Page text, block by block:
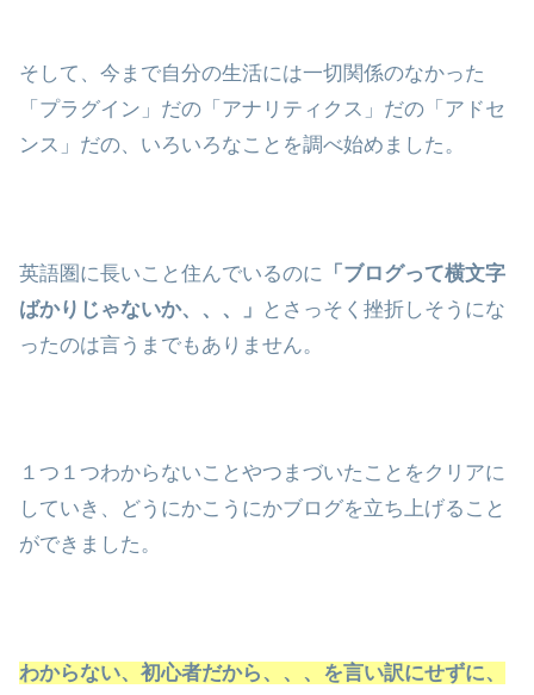
そして、今まで自分の生活には一切関係のなかった
「プラグイン」だの「アナリティクス」だの「アドセ
ンス」だの、いろいろなことを調べ始めました。
英語圏に長いこと住んでいるのに 「ブログって横文字
ばかりじゃないか、、、」
とさっそく挫折しそうにな
ったのは言うまでもありません。
１つ１つわからないことやつまづいたことをクリアに
していき、どうにかこうにかブログを立ち上げること
ができました。
わからない、初心者だから、、、を言い訳にせずに、